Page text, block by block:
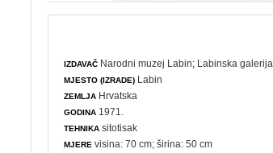
IZDAVAČ Narodni muzej Labin; Labinska galerija
MJESTO (IZRADE) Labin
ZEMLJA Hrvatska
GODINA 1971.
TEHNIKA sitotisak
MJERE visina: 70 cm; širina: 50 cm